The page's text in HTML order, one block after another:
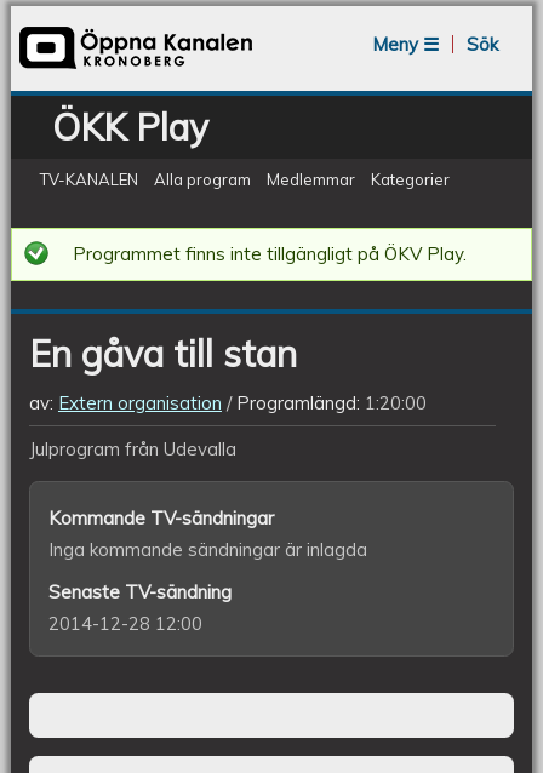
Meny ☰
Sök
ÖKK Play
TV-KANALEN Alla program Medlemmar Kategorier
En
gåva
till
stan
Programmet finns inte tillgängligt på ÖKV Play.
En gåva till stan
av: Extern organisation Programlängd: 1:20:00
Julprogram från Udevalla
Kommande TV-sändningar
Inga kommande sändningar är inlagda
Senaste TV-sändning
2014-12-28 12:00